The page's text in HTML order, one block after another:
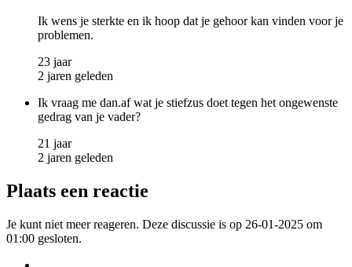
Ik wens je sterkte en ik hoop dat je gehoor kan vinden voor je
problemen.
23 jaar
2 jaren geleden
Ik vraag me dan.af wat je stiefzus doet tegen het ongewenste
gedrag van je vader?
21 jaar
2 jaren geleden
Plaats een reactie
Je kunt niet meer reageren. Deze discussie is op 26-01-2025 om
01:00 gesloten.